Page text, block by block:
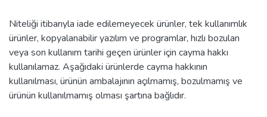
Niteliği itibarıyla iade edilemeyecek ürünler, tek kullanımlık
ürünler, kopyalanabilir yazılım ve programlar, hızlı bozulan
veya son kullanım tarihi geçen ürünler için cayma hakkı
kullanılamaz. Aşağıdaki ürünlerde cayma hakkının
kullanılması, ürünün ambalajının açılmamış, bozulmamış ve
ürünün kullanılmamış olması şartına bağlıdır.